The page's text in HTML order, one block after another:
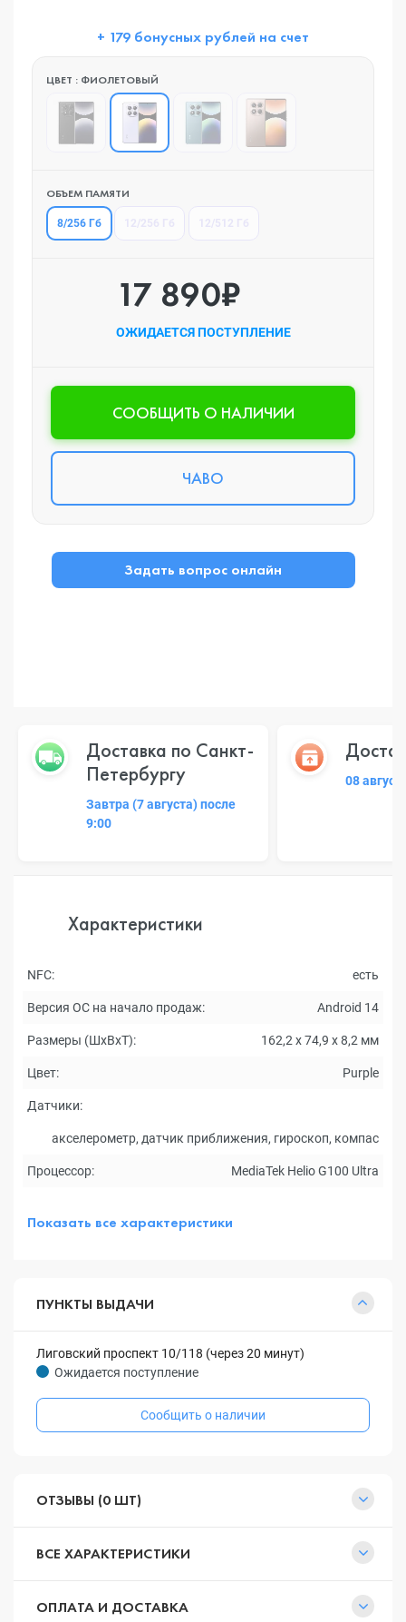
+ 179 бонусных рублей на счет
ЦВЕТ : ФИОЛЕТОВЫЙ
ОБЪЕМ ПАМЯТИ
8/256 Гб
17 890₽
ОЖИДАЕТСЯ ПОСТУПЛЕНИЕ
CООБЩИТЬ О НАЛИЧИИ
ЧАВО
Задать вопрос онлайн
Доставка по Санкт-
Петербургу
Завтра (7 августа) после
9:00
08
Характеристики
NFC: есть
Версия ОС на начало продаж: Android 14
Размеры (ШxВxТ): 162,2 x 74,9 x 8,2 мм
Цвет: Purple
Датчики:
акселерометр, датчик приближения, гироскоп, компас
Процессор: MediaTek Helio G100 Ultra
Показать все характеристики
ПУНКТЫ ВЫДАЧИ
Лиговский проспект 10/118 (через 20 минут)
Ожидается поступление
Сообщить о наличии
ОТЗЫВЫ (0 ШТ)
ВСЕ ХАРАКТЕРИСТИКИ
ОПЛАТА И ДОСТАВКА